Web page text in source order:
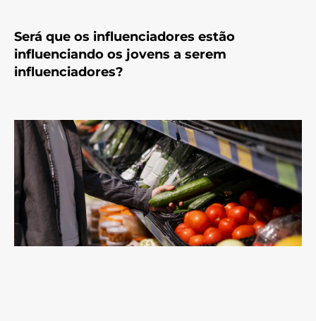
Será que os influenciadores estão
influenciando os jovens a serem
influenciadores?